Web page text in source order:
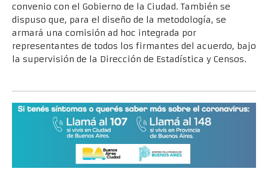
convenio con el Gobierno de la Ciudad. También se
dispuso que, para el diseño de la metodología, se
armará una comisión ad hoc integrada por
representantes de todos los firmantes del acuerdo, bajo
la supervisión de la Dirección de Estadística y Censos.